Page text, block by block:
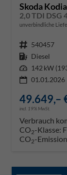
Skoda
2,0 TDI DSG
unverbindliche
Fahrzeugnr. 540457
Kraftstoff Diesel
Leistung 142 kW
01.01.2026
49.649,–
incl. 19% MwSt.
Verbrauch
CO2-Klasse: F
CO2-